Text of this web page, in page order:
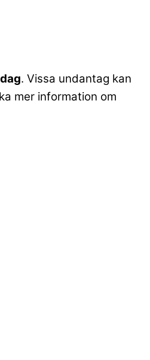
. Vissa undantag kan
mer information om